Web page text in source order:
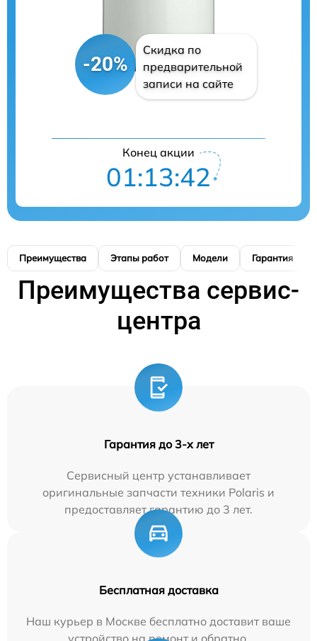
-20%
Скидка по
предварительной
записи на сайте
Конец акции
01:13:41
Преимущества Этапы работ Модели Гарантия
Преимущества сервис-
центра
Гарантия до 3-х лет
Сервисный центр устанавливает
оригинальные запчасти техники Polaris и
предоставляет гарантию до 3 лет.
Бесплатная доставка
Наш курьер в Москве бесплатно доставит ваше
устройство на ремонт и обратно.